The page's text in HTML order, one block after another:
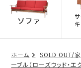
ホーム SOLD OUT/
ーブル（ローズウッド・